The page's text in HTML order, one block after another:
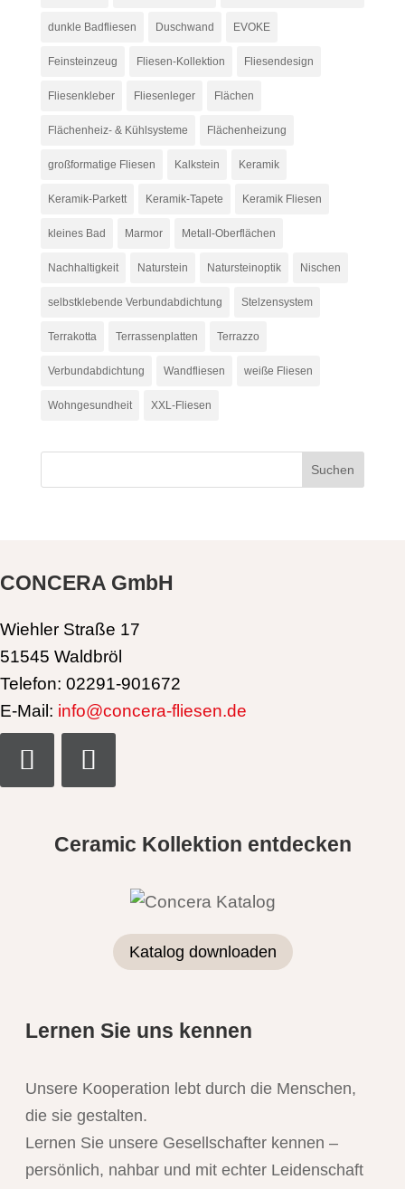
dunkle Badfliesen Duschwand EVOKE
Feinsteinzeug Fliesen-Kollektion Fliesendesign
Fliesenkleber Fliesenleger Flächen
Flächenheiz- & Kühlsysteme Flächenheizung
großformatige Fliesen Kalkstein Keramik
Keramik-Parkett Keramik-Tapete Keramik Fliesen
kleines Bad Marmor Metall-Oberflächen
Nachhaltigkeit Naturstein Natursteinoptik Nischen
selbstklebende Verbundabdichtung Stelzensystem
Terrakotta Terrassenplatten Terrazzo
Verbundabdichtung Wandfliesen weiße Fliesen
Wohngesundheit XXL-Fliesen
CONCERA GmbH
Wiehler Straße 17
51545 Waldbröl
Telefon: 02291-901672
E-Mail: info@concera-fliesen.de
Ceramic Kollektion entdecken
Katalog downloaden
Lernen Sie uns kennen
Unsere Kooperation lebt durch die Menschen,
die sie gestalten.
Lernen Sie unsere Gesellschafter kennen –
persönlich, nahbar und mit echter Leidenschaft